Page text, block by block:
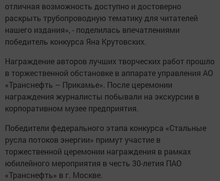
отличная возможность доступно и достоверно
раскрыть трубопроводную тематику для читателей
нашего издания», - поделилась впечатлениями
победитель конкурса Яна Крутовских.
Награждение авторов лучших творческих работ прошло
в торжественной обстановке в аппарате управления АО
«Транснефть – Прикамье». После церемонии
награждения журналисты побывали на экскурсии в
корпоративном музее предприятия.
Победители федерального этапа конкурса «Стальные
русла потоков энергии» примут участие в
торжественной церемонии награждения в рамках
юбилейного мероприятия в честь 30-летия ПАО
«Транснефть» в г. Москве.